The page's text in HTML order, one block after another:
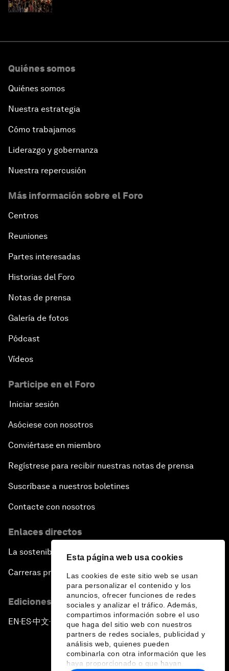
Esta página web usa cookies
Las cookies de este sitio web se usan
para personalizar el contenido y los
anuncios, ofrecer funciones de redes
sociales y analizar el tráfico. Además,
compartimos información sobre el uso
que haga del sitio web con nuestros
partners de redes sociales, publicidad y
análisis web, quienes pueden
combinarla con otra información que les
haya proporcionado o que hayan
Quiénes somos
Quiénes somos
Nuestra estrategia
Cómo trabajamos
Liderazgo y gobernanza
Nuestra repercusión
Más información sobre el Foro
Centros
Reuniones
Partes interesadas
Historias del Foro
Notas de prensa
Galería de fotos
Pódcast
Vídeos
Participe en el Foro
Iniciar sesión
Asóciese con nosotros
Conviértase en miembro
Regístrese para recibir nuestras notas de prensa
Suscríbase a nuestros boletines
Contacte con nosotros
Enlaces directos
La sostenibilidad en el Foro
Carreras profesionales
Ediciones en otros idiomas
EN ▪ ES▪中文▪ 日本語